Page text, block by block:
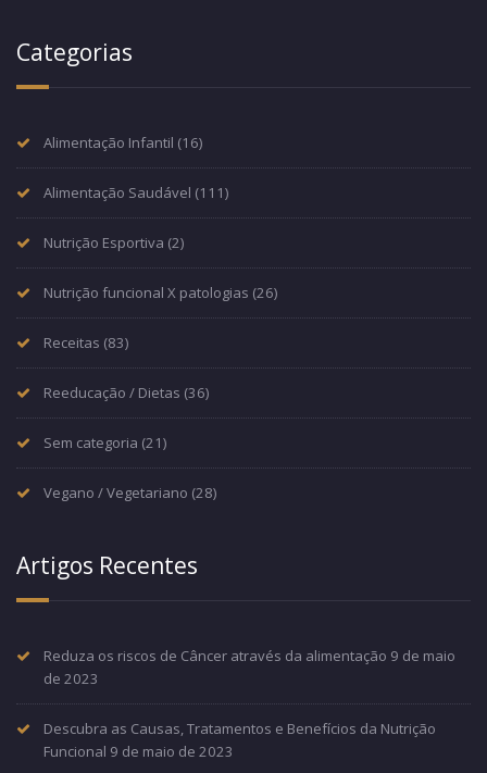
Categorias
Alimentação Infantil (16)
Alimentação Saudável (111)
Nutrição Esportiva (2)
Nutrição funcional X patologias (26)
Receitas (83)
Reeducação / Dietas (36)
Sem categoria (21)
Vegano / Vegetariano (28)
Artigos Recentes
Reduza os riscos de Câncer através da alimentação 9 de maio
de 2023
Descubra as Causas, Tratamentos e Benefícios da Nutrição
Funcional 9 de maio de 2023